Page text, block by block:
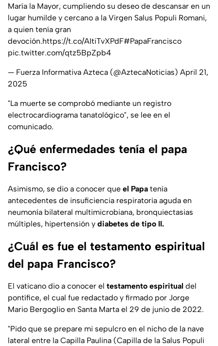
María la Mayor, cumpliendo su deseo de descansar en un
lugar humilde y cercano a la Virgen Salus Populi Romani,
a quien tenía gran
devoción.https://t.co/AItiTvXPdF#PapaFrancisco
pic.twitter.com/qtz5BpZpb4
— Fuerza Informativa Azteca (@AztecaNoticias) April 21,
2025
"La muerte se comprobó mediante un registro
electrocardiograma tanatológico", se lee en el
comunicado.
¿Qué enfermedades tenía el papa
Francisco?
Asimismo, se dio a conocer que el Papa tenía
antecedentes de insuficiencia respiratoria aguda en
neumonía bilateral multimicrobiana, bronquiectasias
múltiples, hipertensión y diabetes de tipo II.
¿Cuál es fue el testamento espiritual
del papa Francisco?
El vaticano dio a conocer el testamento espiritual del
pontífice, el cual fue redactado y firmado por Jorge
Mario Bergoglio en Santa Marta el 29 de junio de 2022.
"Pido que se prepare mi sepulcro en el nicho de la nave
lateral entre la Capilla Paulina (Capilla de la Salus Populi